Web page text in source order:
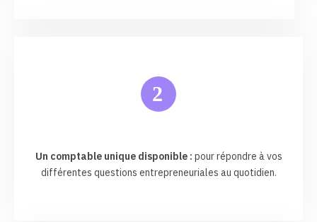
2
Un comptable unique disponible : pour répondre à vos
différentes questions entrepreneuriales au quotidien.